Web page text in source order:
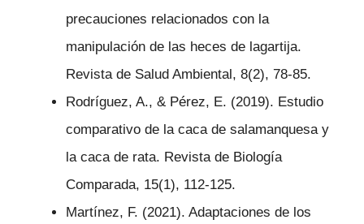
precauciones relacionados con la
manipulación de las heces de lagartija.
Revista de Salud Ambiental, 8(2), 78-85.
Rodríguez, A., & Pérez, E. (2019). Estudio
comparativo de la caca de salamanquesa y
la caca de rata. Revista de Biología
Comparada, 15(1), 112-125.
Martínez, F. (2021). Adaptaciones de los